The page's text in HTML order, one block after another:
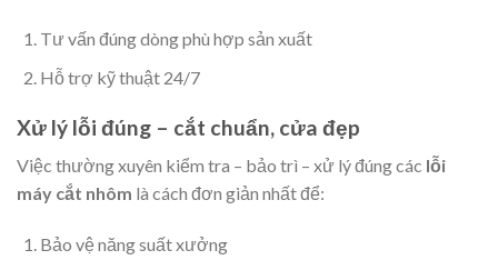
Tư vấn đúng dòng phù hợp sản xuất
Hỗ trợ kỹ thuật 24/7
Xử lý lỗi đúng – cắt chuẩn, cửa đẹp
Việc thường xuyên kiểm tra – bảo trì – xử lý đúng các lỗi
máy cắt nhôm là cách đơn giản nhất để:
Bảo vệ năng suất xưởng